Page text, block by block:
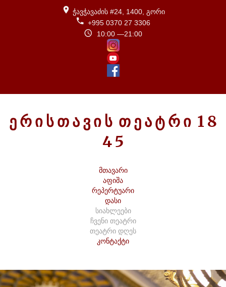
ჭავჭავაძის #24, 1400, გორი
+995 0370 27 3306
10:00 —21:00
ᲔᲠᲘᲡᲗᲐᲕᲘᲡ ᲗᲔᲐᲢᲠᲘ 1 8
45
მთავარი
აფიშა
რეპერტუარი
დასი
სიახლეები
ჩვენი თეატრი
თეატრი დღეს
კონტაქტი